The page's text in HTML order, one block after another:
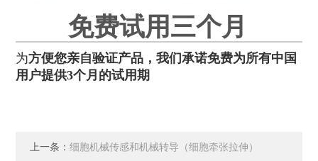
免费试用三个月
为方便您亲自验证产品，我们承诺免费为所有中国
用户提供3个月的试用期
上一条：细胞机械传感和机械转导（细胞牵张拉伸）